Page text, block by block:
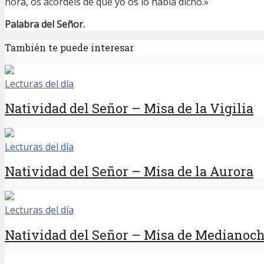
Palabra del Señor.
También te puede interesar
Lecturas del día
Natividad del Señor – Misa de la Vigilia
Lecturas del día
Natividad del Señor – Misa de la Aurora
Lecturas del día
Natividad del Señor – Misa de